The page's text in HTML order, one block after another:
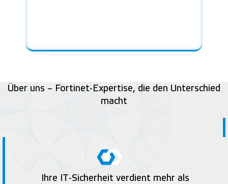
Über uns – Fortinet-Expertise, die den Unterschied
macht
Ihre IT-Sicherheit verdient mehr als